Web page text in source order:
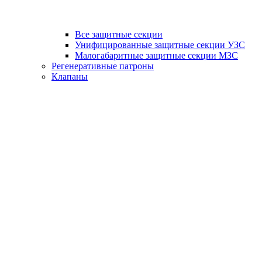
Все защитные секции
Унифицированные защитные секции УЗС
Малогабаритные защитные секции МЗС
Регенеративные патроны
Клапаны